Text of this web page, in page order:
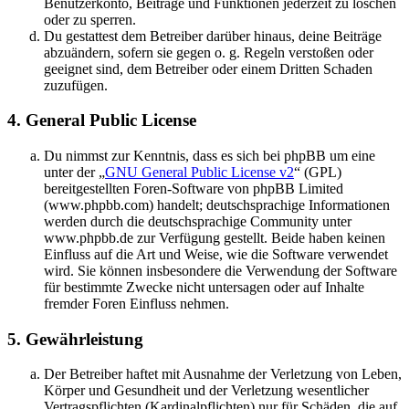
oder zu sperren.
Du gestattest dem Betreiber darüber hinaus, deine Beiträge
abzuändern, sofern sie gegen o. g. Regeln verstoßen oder
geeignet sind, dem Betreiber oder einem Dritten Schaden
zuzufügen.
4. General Public License
Du nimmst zur Kenntnis, dass es sich bei phpBB um eine
unter der „GNU General Public License v2“ (GPL)
bereitgestellten Foren-Software von phpBB Limited
(www.phpbb.com) handelt; deutschsprachige Informationen
werden durch die deutschsprachige Community unter
www.phpbb.de zur Verfügung gestellt. Beide haben keinen
Einfluss auf die Art und Weise, wie die Software verwendet
wird. Sie können insbesondere die Verwendung der Software
für bestimmte Zwecke nicht untersagen oder auf Inhalte
fremder Foren Einfluss nehmen.
5. Gewährleistung
Der Betreiber haftet mit Ausnahme der Verletzung von Leben,
Körper und Gesundheit und der Verletzung wesentlicher